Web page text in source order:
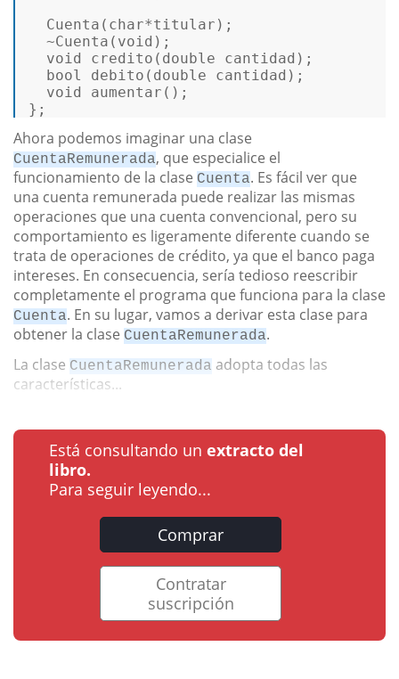
Cuenta( char*titular);
~Cuenta( void );
void
credito ( double cantidad ) ;
bool
debito ( double cantidad ) ;
void
aumentar () ;
};
Ahora podemos imaginar una clase
CuentaRemunerada, que especialice el
funcionamiento de la clase Cuenta. Es fácil ver que
una cuenta remunerada puede realizar las mismas
operaciones que una cuenta convencional, pero su
comportamiento es ligeramente diferente cuando se
trata de operaciones de crédito, ya que el banco paga
intereses. En consecuencia, sería tedioso reescribir
completamente el programa que funciona para la clase
Cuenta. En su lugar, vamos a derivar esta clase para
obtener la clase CuentaRemunerada.
La clase CuentaRemunerada adopta todas las
características...
Está consultando un extracto del
libro.
Para seguir leyendo...
Comprar
Contratar
suscripción